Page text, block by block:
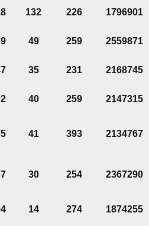
132 226 1796901
49 259 2559871
35 231 2168745
40 259 2147315
41 393 2134767
30 254 2367290
14 274 1874255